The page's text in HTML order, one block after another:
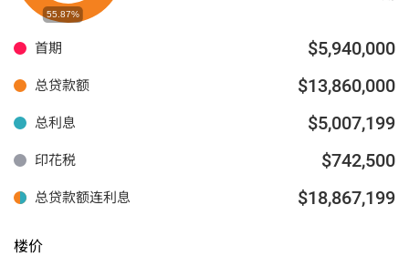
首期 $5,940,000
总贷款额 $13,860,000
总利息 $5,007,199
印花税 $742,500
总贷款额连利息 $18,867,199
楼价